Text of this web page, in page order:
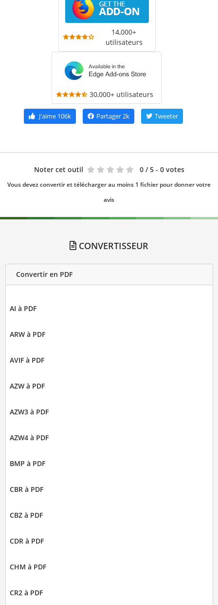
14,000+
utilisateurs
30,000+ utilisateurs
J'aime106k Partager2k Tweeter
Noter cet outil 0 / 5 - 0 votes
Vous devez convertir et télécharger au moins 1 fichier pour donner votre
avis
CONVERTISSEUR
Convertir en PDF
AI à PDF
ARW à PDF
AVIF à PDF
AZW à PDF
AZW3 à PDF
AZW4 à PDF
BMP à PDF
CBR à PDF
CBZ à PDF
CDR à PDF
CHM à PDF
CR2 à PDF